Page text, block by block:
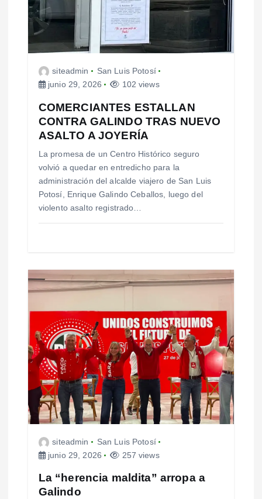
s
siteadmin
San Luis Potosí
junio 29, 2026
102 views
COMERCIANTES ESTALLAN
CONTRA GALINDO TRAS NUEVO
ASALTO A JOYERÍA
La promesa de un Centro Histórico seguro
volvió a quedar en entredicho para la
administración del alcalde viajero de San Luis
Potosí, Enrique Galindo Ceballos, luego del
violento asalto registrado…
siteadmin
San Luis Potosí
junio 29, 2026
257 views
La “herencia maldita” arropa a
Galindo